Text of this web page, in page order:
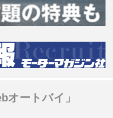
オートバイ」